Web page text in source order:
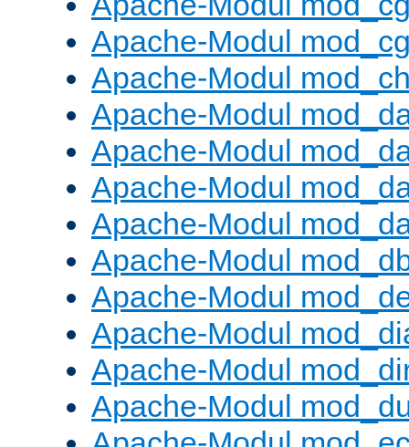
Apache-Modul
Apache-Modul
Apache-Modul
Apache-Modul
Apache-Modul
Apache-Modul
Apache-Modul
Apache-Modul
Apache-Modul
Apache-Modul
Apache-Modul